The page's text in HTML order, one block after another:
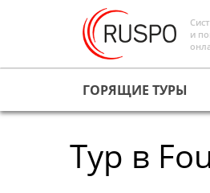
и
ГОРЯЩИЕ ТУРЫ
Тур в